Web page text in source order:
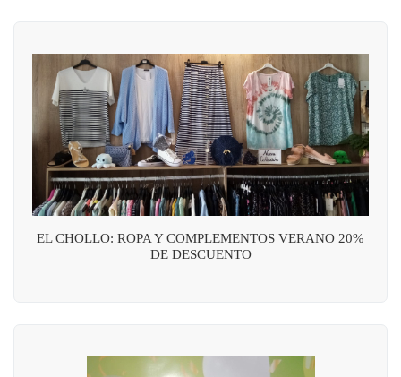
EL CHOLLO: ROPA Y COMPLEMENTOS VERANO 20%
DE DESCUENTO